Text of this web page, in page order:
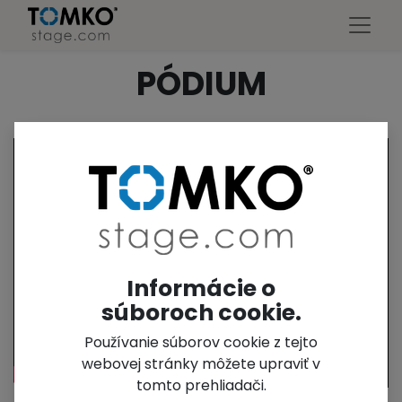
PÓDIUM
Informácie o
súboroch cookie.
Používanie súborov cookie z tejto
webovej stránky môžete upraviť v
tomto prehliadači.